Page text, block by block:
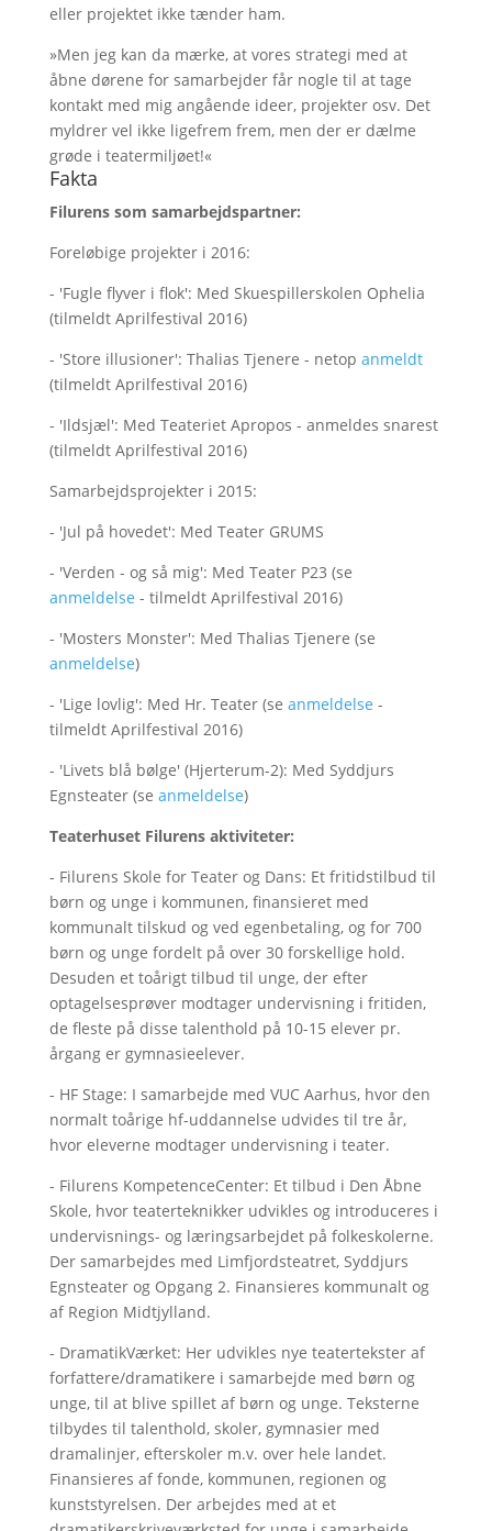
eller projektet ikke tænder ham.
»Men jeg kan da mærke, at vores strategi med at
åbne dørene for samarbejder får nogle til at tage
kontakt med mig angående ideer, projekter osv. Det
myldrer vel ikke ligefrem frem, men der er dælme
grøde i teatermiljøet!«
Fakta
Filurens som samarbejdspartner:
Foreløbige projekter i 2016:
- 'Fugle flyver i flok': Med Skuespillerskolen Ophelia
(tilmeldt Aprilfestival 2016)
- 'Store illusioner': Thalias Tjenere - netop anmeldt
(tilmeldt Aprilfestival 2016)
- 'Ildsjæl': Med Teateriet Apropos - anmeldes snarest
(tilmeldt Aprilfestival 2016)
Samarbejdsprojekter i 2015:
- 'Jul på hovedet': Med Teater GRUMS
- 'Verden - og så mig': Med Teater P23 (se
anmeldelse - tilmeldt Aprilfestival 2016)
- 'Mosters Monster': Med Thalias Tjenere (se
anmeldelse)
- 'Lige lovlig': Med Hr. Teater (se anmeldelse -
tilmeldt Aprilfestival 2016)
- 'Livets blå bølge' (Hjerterum-2): Med Syddjurs
Egnsteater (se anmeldelse)
Teaterhuset Filurens aktiviteter:
- Filurens Skole for Teater og Dans: Et fritidstilbud til
børn og unge i kommunen, finansieret med
kommunalt tilskud og ved egenbetaling, og for 700
børn og unge fordelt på over 30 forskellige hold.
Desuden et toårigt tilbud til unge, der efter
optagelsesprøver modtager undervisning i fritiden,
de fleste på disse talenthold på 10-15 elever pr.
årgang er gymnasieelever.
- HF Stage: I samarbejde med VUC Aarhus, hvor den
normalt toårige hf-uddannelse udvides til tre år,
hvor eleverne modtager undervisning i teater.
- Filurens KompetenceCenter: Et tilbud i Den Åbne
Skole, hvor teaterteknikker udvikles og introduceres i
undervisnings- og læringsarbejdet på folkeskolerne.
Der samarbejdes med Limfjordsteatret, Syddjurs
Egnsteater og Opgang 2. Finansieres kommunalt og
af Region Midtjylland.
- DramatikVærket: Her udvikles nye teatertekster af
forfattere/dramatikere i samarbejde med børn og
unge, til at blive spillet af børn og unge. Teksterne
tilbydes til talenthold, skoler, gymnasier med
dramalinjer, efterskoler m.v. over hele landet.
Finansieres af fonde, kommunen, regionen og
kunststyrelsen. Der arbejdes med at et